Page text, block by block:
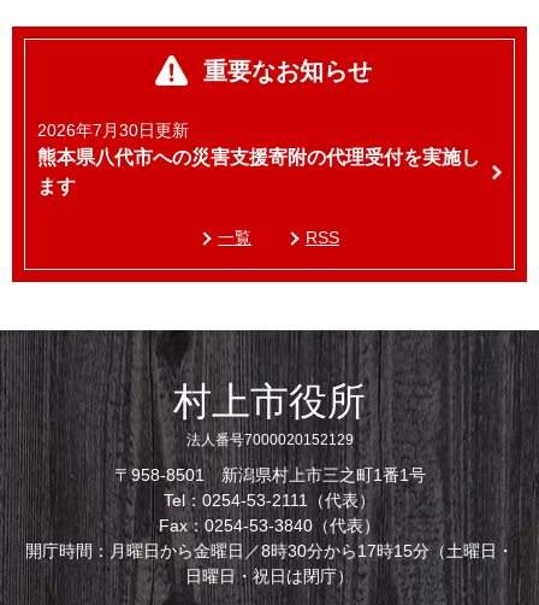
重要なお知らせ
2026年7月30日更新
熊本県八代市への災害支援寄附の代理受付を実施し
ます
一覧 RSS
村上市役所
法人番号7000020152129
〒958-8501 新潟県村上市三之町1番1号
Tel：0254-53-2111（代表）
Fax：0254-53-3840（代表）
開庁時間：月曜日から金曜日／8時30分から17時15分（土曜日・
日曜日・祝日は閉庁）